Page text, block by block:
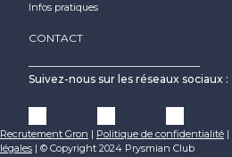
Infos pratiques
CONTACT
Suivez-nous sur les réseaux sociaux :
Recrutement Gron | Politique de confidentialité |
légales | © Copyright 2024 Prysmian Club